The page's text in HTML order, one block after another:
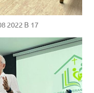
2022 B 17